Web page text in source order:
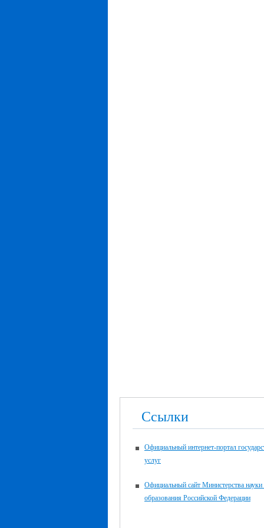
Ссылки
Официальный интернет-портал
услуг
Официальный сайт Министерства
образования Российской Федерации